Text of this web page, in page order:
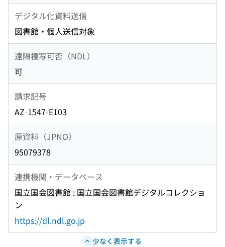
デジタル化資料送信
図書館・個人送信対象
遠隔複写可否（NDL）
可
請求記号
AZ-1547-E103
原資料（JPNO）
95079378
連携機関・データベース
国立国会図書館 : 国立国会図書館デジタルコレクショ
ン
https://dl.ndl.go.jp
少なく表示する